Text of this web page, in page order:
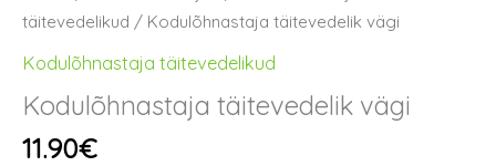
täitevedelikud / Kodulõhnastaja täitevedelik vägi
Kodulõhnastaja täitevedelikud
Kodulõhnastaja täitevedelik vägi
11.90€